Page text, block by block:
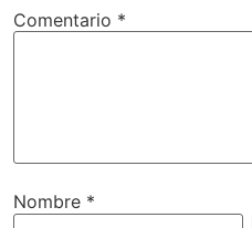
Comentario *
Nombre *